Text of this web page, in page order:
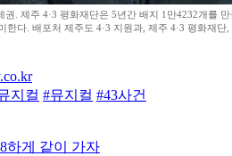
. 제주 4·3 평화재단은 5년간 배지 1만4232개를
한다. 배포처 제주도 4·3 지원과, 제주 4·3 평화재단
지컬 #뮤지컬 #43사건
하게 같이 가자